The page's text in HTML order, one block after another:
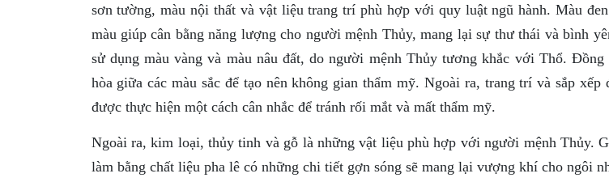
sơn tường, màu nội thất và vật liệu trang trí phù hợp với quy luật ngũ hành. Màu
màu giúp cân bằng năng lượng cho người mệnh Thủy, mang lại sự thư thái và bình
sử dụng màu vàng và màu nâu đất, do người mệnh Thủy tương khắc với Thổ.
hòa giữa các màu sắc để tạo nên không gian thẩm mỹ. Ngoài ra, trang trí và sắp xếp
được thực hiện một cách cân nhắc để tránh rối mắt và mất thẩm mỹ.
Ngoài ra, kim loại, thủy tinh và gỗ là những vật liệu phù hợp với người mệnh Thủy.
làm bằng chất liệu pha lê có những chi tiết gợn sóng sẽ mang lại vượng khí cho ngôi